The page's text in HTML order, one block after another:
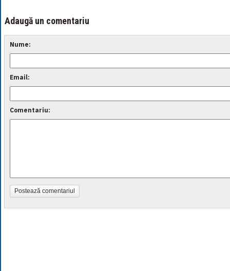
Adaugă un comentariu
Nume:
Email:
Comentariu:
Postează comentariul